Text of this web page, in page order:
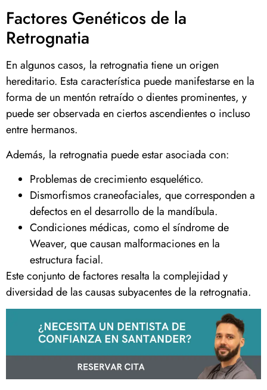
Factores Genéticos de la
Retrognatia
En algunos casos, la retrognatia tiene un origen
hereditario. Esta característica puede manifestarse en la
forma de un mentón retraído o dientes prominentes, y
puede ser observada en ciertos ascendientes o incluso
entre hermanos.
Además, la retrognatia puede estar asociada con:
Problemas de crecimiento esquelético.
Dismorfismos craneofaciales, que corresponden a
defectos en el desarrollo de la mandíbula.
Condiciones médicas, como el síndrome de
Weaver, que causan malformaciones en la
estructura facial.
Este conjunto de factores resalta la complejidad y
diversidad de las causas subyacentes de la retrognatia.